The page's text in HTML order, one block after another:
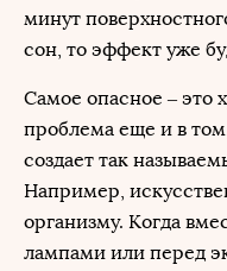
минут
сон, то эффект уже
Самое опасное –
проблема еще и в
создает так
Например,
организму. Когда
лампами или перед